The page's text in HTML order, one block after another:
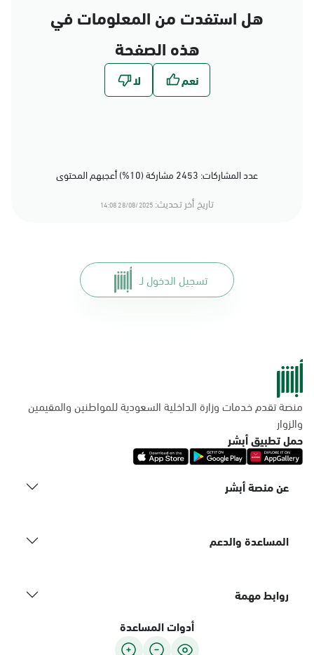
هل استفدت من المعلومات في
هذه الصفحة
عدد المشاركات: 2453 مشاركة (10%) أعجبهم المحتوى
تاريخ أخر تحديث: 28/08/2025 14:08
تسجيل الدخول لـ
منصة تقدم خدمات وزارة الداخلية السعودية للمواطنين والمقيمين
والزوار
حمل تطبيق أبشر
عن منصة أبشر
المساعدة والدعم
روابط مهمة
أدوات المساعدة